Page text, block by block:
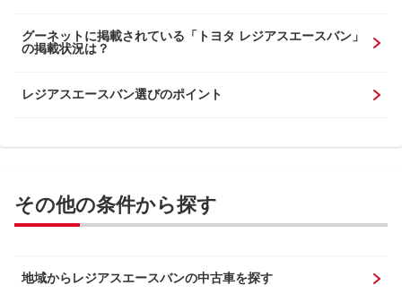
グーネットに掲載されている「トヨタ レジアスエースバン」
の掲載状況は？
レジアスエースバン選びのポイント
その他の条件から探す
地域からレジアスエースバンの中古車を探す